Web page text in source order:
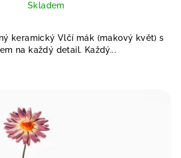
Skladem
keramický Vlčí mák (makový květ) s
na každý detail. Každý...